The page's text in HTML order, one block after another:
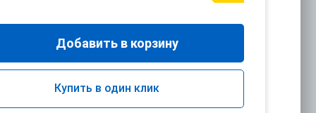
Добавить в корзину
Купить в один клик